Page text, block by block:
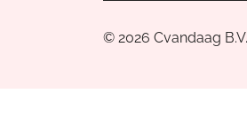
© 2026 Cvandaag